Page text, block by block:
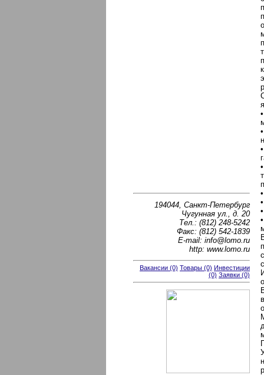
194044, Санкт-Петербург
Чугунная ул., д. 20
Тел.: (812) 248-5242
Факс: (812) 542-1839
E-mail: info@lomo.ru
http: www.lomo.ru
Вакансии (0) Товары (0) Инвестиции
(0) Заявки (0)